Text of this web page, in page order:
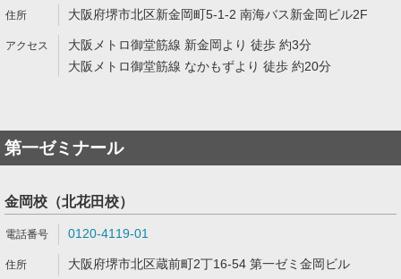
大阪府堺市北区新金岡町5-1-2 南海バス新金岡ビル2F
大阪メトロ御堂筋線 新金岡より 徒歩 約3分
大阪メトロ御堂筋線 なかもずより 徒歩 約20分
第一ゼミナール
金岡校（北花田校）
0120-4119-01
大阪府堺市北区蔵前町2丁16-54 第一ゼミ金岡ビル